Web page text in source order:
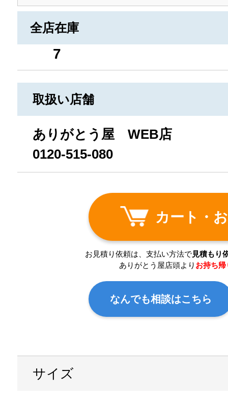
全店在庫
7
取扱い店舗
ありがとう屋 WEB店
0120-515-080
カート・
お見積り依頼は、支払い方法で見積もり
ありがとう屋店頭より お持ち帰
なんでも相談はこちら
サイズ